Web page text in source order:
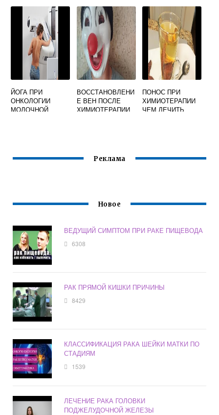
ПРИМЕНЯЮТ
ЙОГА ПРИ
ОНКОЛОГИИ
МОЛОЧНОЙ
ВОССТАНОВЛЕНИ
Е ВЕН ПОСЛЕ
ХИМИОТЕРАПИИ
ПОНОС ПРИ
ХИМИОТЕРАПИИ
ЧЕМ ЛЕЧИТЬ
Реклама
Новое
ВЕДУЩИЙ СИМПТОМ ПРИ РАКЕ ПИЩЕВОДА
6308
РАК ПРЯМОЙ КИШКИ ПРИЧИНЫ
8429
КЛАССИФИКАЦИЯ РАКА ШЕЙКИ МАТКИ ПО
СТАДИЯМ
1539
ЛЕЧЕНИЕ РАКА ГОЛОВКИ
ПОДЖЕЛУДОЧНОЙ ЖЕЛЕЗЫ